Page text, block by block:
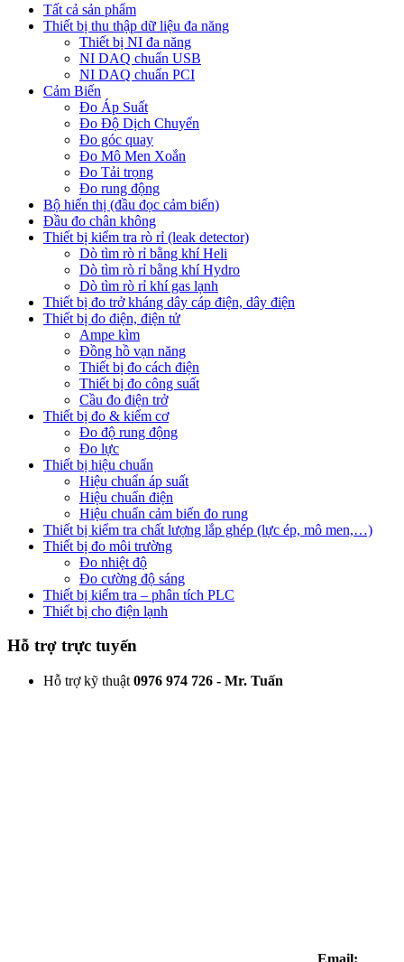
Tất cả sản phẩm
Thiết bị thu thập dữ liệu đa năng
Thiết bị NI đa năng
NI DAQ chuẩn USB
NI DAQ chuẩn PCI
Cảm Biến
Đo Áp Suất
Đo Độ Dịch Chuyển
Đo góc quay
Đo Mô Men Xoắn
Đo Tải trọng
Đo rung động
Bộ hiển thị (đầu đọc cảm biến)
Đầu đo chân không
Thiết bị kiểm tra rò rỉ (leak detector)
Dò tìm rò rỉ bằng khí Heli
Dò tìm rò rỉ bằng khí Hydro
Dò tìm rò rỉ khí gas lạnh
Thiết bị đo trở kháng dây cáp điện, dây điện
Thiết bị đo điện, điện tử
Ampe kìm
Đồng hồ vạn năng
Thiết bị đo cách điện
Thiết bị đo công suất
Cầu đo điện trở
Thiết bị đo & kiểm cơ
Đo độ rung động
Đo lực
Thiết bị hiệu chuẩn
Hiệu chuẩn áp suất
Hiệu chuẩn điện
Hiệu chuẩn cảm biến đo rung
Thiết bị kiểm tra chất lượng lắp ghép (lực ép, mô men,…)
Thiết bị đo môi trường
Đo nhiệt độ
Đo cường độ sáng
Thiết bị kiểm tra – phân tích PLC
Thiết bị cho điện lạnh
Hỗ trợ trực tuyến
Hỗ trợ kỹ thuật 0976 974 726 - Mr. Tuấn